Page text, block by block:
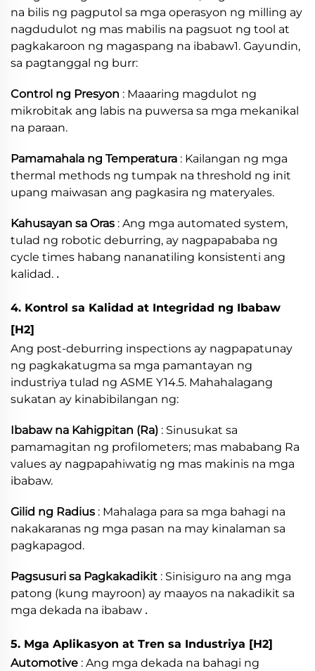
na bilis ng pagputol sa mga operasyon ng milling ay
nagdudulot ng mas mabilis na pagsuot ng tool at
pagkakaroon ng magaspang na ibabaw1. Gayundin,
sa pagtanggal ng burr:
Control ng Presyon : Maaaring magdulot ng
mikrobitak ang labis na puwersa sa mga mekanikal
na paraan.
Pamamahala ng Temperatura : Kailangan ng mga
thermal methods ng tumpak na threshold ng init
upang maiwasan ang pagkasira ng materyales.
Kahusayan sa Oras : Ang mga automated system,
tulad ng robotic deburring, ay nagpapababa ng
cycle times habang nananatiling konsistenti ang
kalidad. .
4. Kontrol sa Kalidad at Integridad ng Ibabaw
[H2]
Ang post-deburring inspections ay nagpapatunay
ng pagkakatugma sa mga pamantayan ng
industriya tulad ng ASME Y14.5. Mahahalagang
sukatan ay kinabibilangan ng:
Ibabaw na Kahigpitan (Ra) : Sinusukat sa
pamamagitan ng profilometers; mas mababang Ra
values ay nagpapahiwatig ng mas makinis na mga
ibabaw.
Gilid ng Radius : Mahalaga para sa mga bahagi na
nakakaranas ng mga pasan na may kinalaman sa
pagkapagod.
Pagsusuri sa Pagkakadikit : Sinisiguro na ang mga
patong (kung mayroon) ay maayos na nakadikit sa
mga dekada na ibabaw .
5. Mga Aplikasyon at Tren sa Industriya [H2]
Automotive : Ang mga dekada na bahagi ng